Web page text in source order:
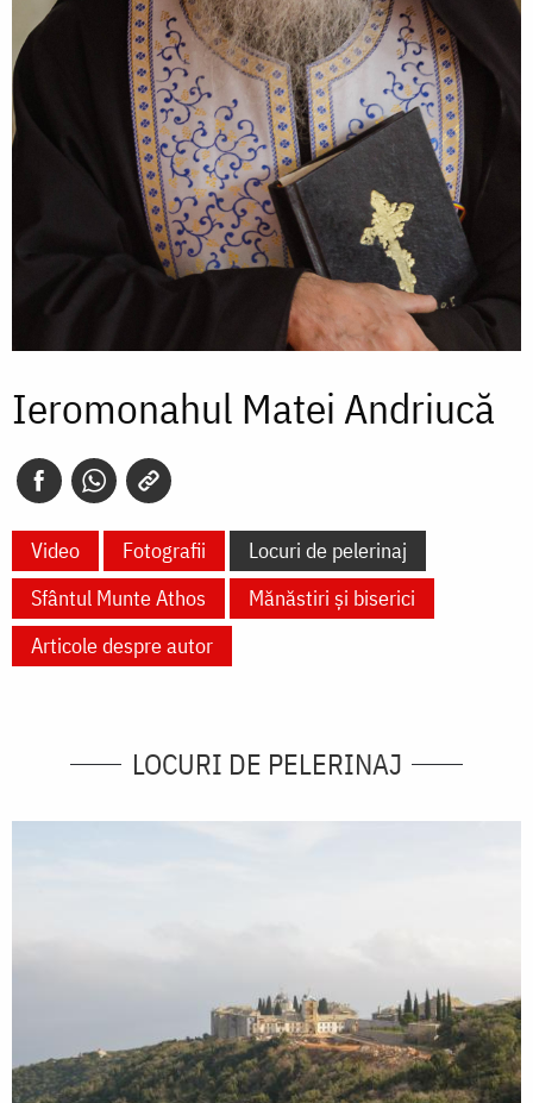
Ieromonahul Matei Andriucă
Video Fotografii
Locuri de pelerinaj
Sfântul Munte Athos
Mănăstiri și biserici
Articole despre autor
LOCURI DE PELERINAJ